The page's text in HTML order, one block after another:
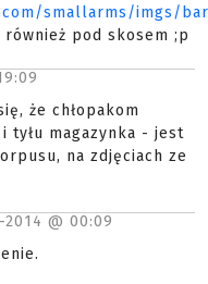
smallarms/imgs/
pod skosem ;p
że chłopakom
tyłu magazynka - jest
na zdjęciach ze
2014 @ 00:09